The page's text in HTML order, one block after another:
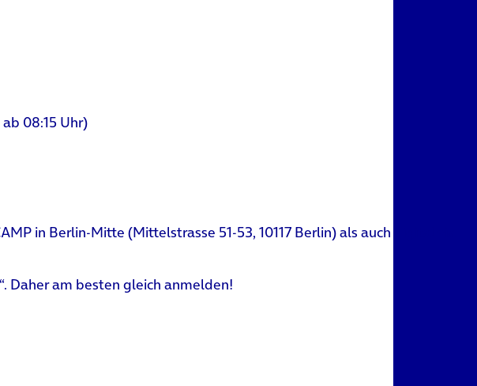
08:15 Uhr)
in Berlin-Mitte (Mittelstrasse 51-53, 10117 Berlin) als auch digital via
Daher am besten gleich anmelden!